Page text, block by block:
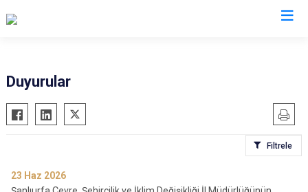
Duyurular
Filtrele
23 Haz 2026